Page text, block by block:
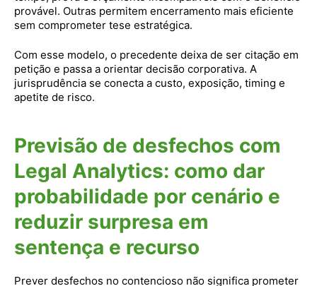
provável. Outras permitem encerramento mais eficiente
sem comprometer tese estratégica.
Com esse modelo, o precedente deixa de ser citação em
petição e passa a orientar decisão corporativa. A
jurisprudência se conecta a custo, exposição, timing e
apetite de risco.
Previsão de desfechos com
Legal Analytics: como dar
probabilidade por cenário e
reduzir surpresa em
sentença e recurso
Prever desfechos no contencioso não significa prometer